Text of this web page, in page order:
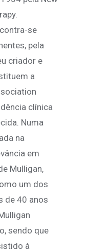
se
pela
criador e
a
clínica
Numa
na
em
Mulligan,
um dos
de 40 anos
sendo que
à